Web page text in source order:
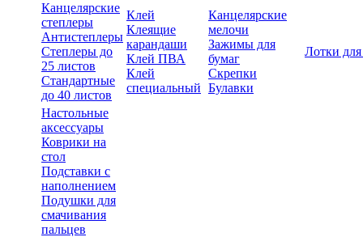
Канцелярские
степлеры
Антистеплеры
Степлеры до
25 листов
Стандартные
до 40 листов
Клей
Клеящие
карандаши
Клей ПВА
Клей
специальный
Канцелярские
мелочи
Зажимы для
бумаг
Скрепки
Булавки
Лотки
Настольные
аксессуары
Коврики на
стол
Подставки с
наполнением
Подушки для
смачивания
пальцев